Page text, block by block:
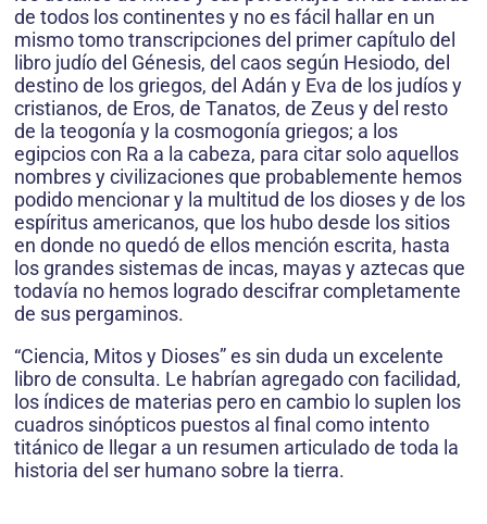
de todos los continentes y no es fácil hallar en un
mismo tomo transcripciones del primer capítulo del
libro judío del Génesis, del caos según Hesiodo, del
destino de los griegos, del Adán y Eva de los judíos y
cristianos, de Eros, de Tanatos, de Zeus y del resto
de la teogonía y la cosmogonía griegos; a los
egipcios con Ra a la cabeza, para citar solo aquellos
nombres y civilizaciones que probablemente hemos
podido mencionar y la multitud de los dioses y de los
espíritus americanos, que los hubo desde los sitios
en donde no quedó de ellos mención escrita, hasta
los grandes sistemas de incas, mayas y aztecas que
todavía no hemos logrado descifrar completamente
de sus pergaminos.
“Ciencia, Mitos y Dioses” es sin duda un excelente
libro de consulta. Le habrían agregado con facilidad,
los índices de materias pero en cambio lo suplen los
cuadros sinópticos puestos al final como intento
titánico de llegar a un resumen articulado de toda la
historia del ser humano sobre la tierra.